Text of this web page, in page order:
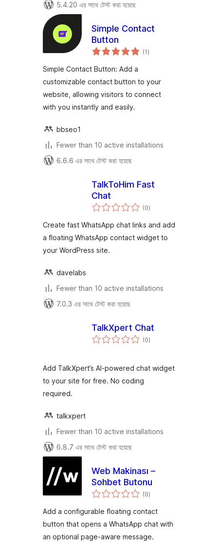
5.4.20 এর সাথে টেস্ট করা হয়েছে
Simple Contact
Button
(1total
ratings
)
Simple Contact Button: Add a
customizable contact button to your
website, allowing visitors to connect
with you instantly and easily.
bbseo1
Fewer than 10 active installations
6.6.6 এর সাথে টেস্ট করা হয়েছে
TalkToHim Fast
Chat
(0total
ratings
)
Create fast WhatsApp chat links and add
a floating WhatsApp contact widget to
your WordPress site.
davelabs
Fewer than 10 active installations
7.0.3 এর সাথে টেস্ট করা হয়েছে
TalkXpert Chat
(0total
ratings
)
Add TalkXpert’s AI-powered chat widget
to your site for free. No coding
required.
talkxpert
Fewer than 10 active installations
6.8.7 এর সাথে টেস্ট করা হয়েছে
Web Makinası –
Sohbet Butonu
(0total
ratings
)
Add a configurable floating contact
button that opens a WhatsApp chat with
an optional page-aware message.